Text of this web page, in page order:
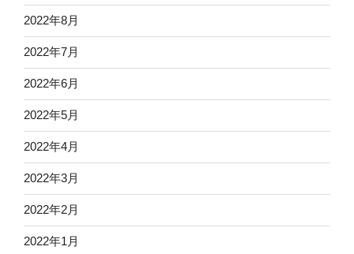
2022年8月
2022年7月
2022年6月
2022年5月
2022年4月
2022年3月
2022年2月
2022年1月